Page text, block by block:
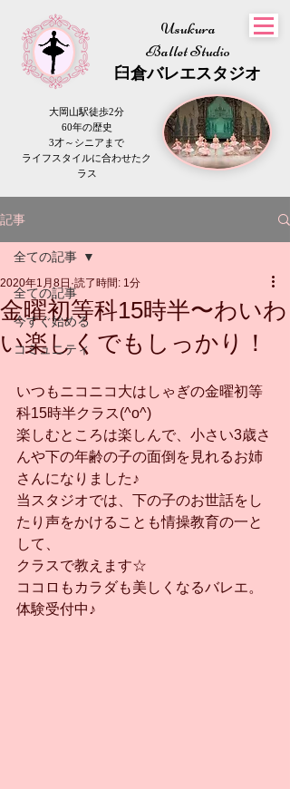
Usukura
Ballet Studio
​臼倉バレエスタジオ
大岡山駅徒歩2分
60年の歴史
3才～シニアまで
​ライフスタイルに合わせたク
ラス
記事
全ての記事
今すぐ始める
コミュニティ
全ての記事
金曜初等科15時半〜わいわ
い楽しくでもしっかり！
2020年1月8日 読了時間: 1分
いつもニコニコ大はしゃぎの金曜初等
科15時半クラス(^o^)
楽しむところは楽しんで、小さい3歳さ
んや下の年齢の子の面倒を見れるお姉
さんになりました♪
当スタジオでは、下の子のお世話をし
たり声をかけることも情操教育の一と
して、
クラスで教えます☆
ココロもカラダも美しくなるバレエ。
体験受付中♪